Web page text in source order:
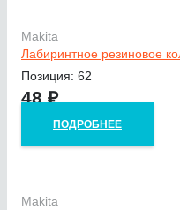
Makita
Лабиринтное резиновое
Позиция: 62
48₽
ПОДРОБНЕЕ
Makita